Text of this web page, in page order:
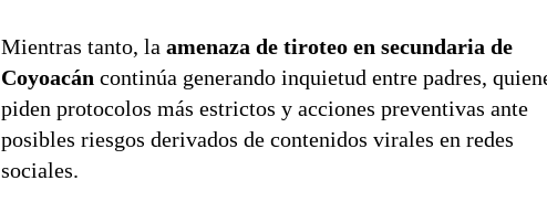
Mientras tanto, laamenaza de tiroteo en secundaria de
Coyoacán continúa generando inquietud entre padres,
piden protocolos más estrictos y acciones preventivas ante
posibles riesgos derivados de contenidos virales en redes
sociales.